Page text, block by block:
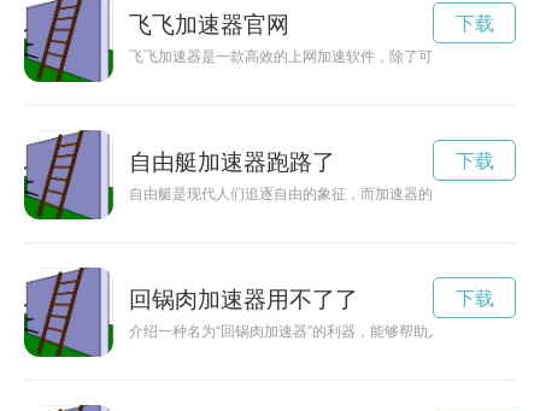
飞飞加速器官网
飞飞加速器是一款高效的上网加速软件，除了可以让你更快地
下载
自由艇加速器跑路了
自由艇是现代人们追逐自由的象征，而加速器的出现更加提升
下载
回锅肉加速器用不了了
介绍一种名为“回锅肉加速器”的利器，能够帮助人们快速制作美
下载